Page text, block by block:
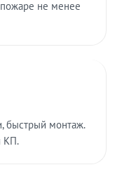
не менее
быстрый монтаж.
КП.